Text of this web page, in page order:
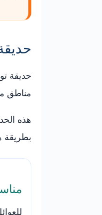
حديقة
مناطق
هذه
بطريقة